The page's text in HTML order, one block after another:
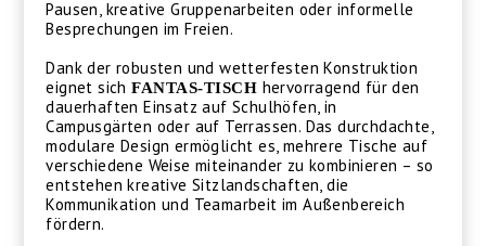
Pausen, kreative Gruppenarbeiten oder informelle
Besprechungen im Freien.
Dank der robusten und wetterfesten Konstruktion
eignet sichFANTAS-TISCH hervorragend für den
dauerhaften Einsatz auf Schulhöfen, in
Campusgärten oder auf Terrassen. Das durchdachte,
modulare Design ermöglicht es, mehrere Tische auf
verschiedene Weise miteinander zu kombinieren – so
entstehen kreative Sitzlandschaften, die
Kommunikation und Teamarbeit im Außenbereich
fördern.